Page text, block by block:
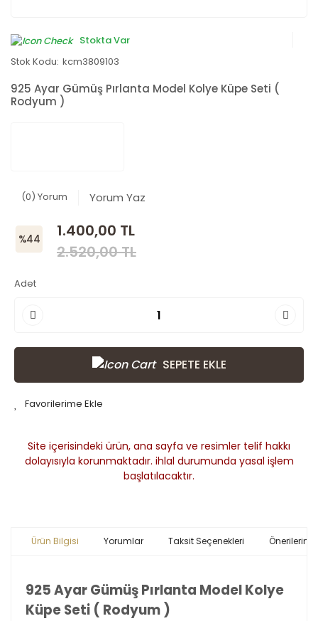
Stokta Var
Stok Kodu: kcm3809103
925 Ayar Gümüş Pırlanta Model Kolye Küpe Seti (
Rodyum )
(0) Yorum Yorum Yaz
%44
1.400,00 TL
2.520,00 TL
Adet
SEPETE EKLE
Site içerisindeki ürün, ana sayfa ve resimler telif hakkı
dolayısıyla korunmaktadır. ihlal durumunda yasal işlem
başlatılacaktır.
Ürün Bilgisi Yorumlar Taksit Seçenekleri Önerileriniz
925 Ayar Gümüş Pırlanta Model Kolye
Küpe Seti ( Rodyum )